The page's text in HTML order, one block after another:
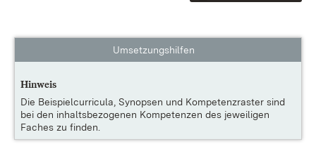
Umsetzungshilfen
Hinweis
Die Beispielcurricula, Synopsen und Kompetenzraster sind
bei den inhaltsbezogenen Kompetenzen des jeweiligen
Faches zu finden.